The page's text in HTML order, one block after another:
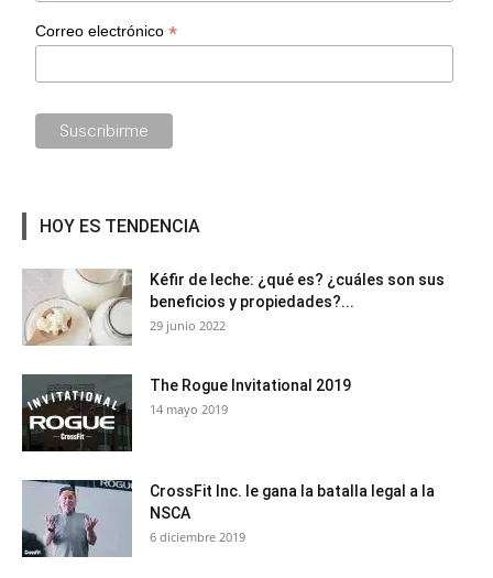
Correo electrónico*
HOY ES TENDENCIA
Kéfir de leche: ¿qué es? ¿cuáles son sus
beneficios y propiedades?...
29 junio 2022
The Rogue Invitational 2019
14 mayo 2019
CrossFit Inc. le gana la batalla legal a la
NSCA
6 diciembre 2019